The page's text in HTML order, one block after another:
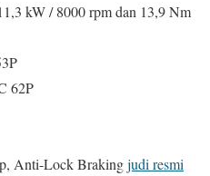
kW / 8000 rpm dan 13,9 Nm
62P
Anti-Lock Brakingjudi resmi